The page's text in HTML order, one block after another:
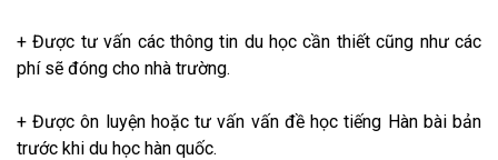
+ Được tư vấn các thông tin du học cần thiết cũng như các
phí sẽ đóng cho nhà trường.
+ Được ôn luyện hoặc tư vấn vấn đề học tiếng Hàn bài bản
trước khi du học hàn quốc.